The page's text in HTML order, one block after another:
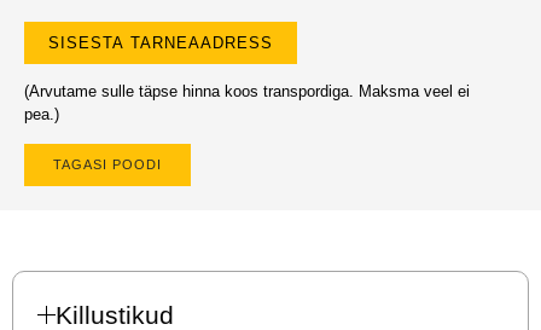
SISESTA TARNEAADRESS
(Arvutame sulle täpse hinna koos transpordiga. Maksma veel ei
pea.)
TAGASI POODI
Killustikud